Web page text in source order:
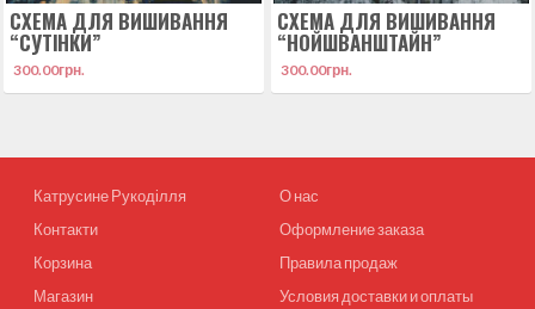
СХЕМА ДЛЯ ВИШИВАННЯ
“СУТІНКИ”
300.00грн.
СХЕМА ДЛЯ ВИШИВАННЯ
“НОЙШВАНШТАЙН”
300.00грн.
Катрусине Рукоділля
Контакти
Корзина
Магазин
О нас
Оформление заказа
Правила продаж
Условия доставки и оплаты